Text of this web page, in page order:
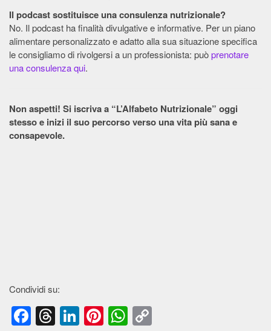
Il podcast sostituisce una consulenza nutrizionale?
No. Il podcast ha finalità divulgative e informative. Per un piano
alimentare personalizzato e adatto alla sua situazione specifica
le consigliamo di rivolgersi a un professionista: puòprenotare
una consulenza qui.
Non aspetti! Si iscriva a “L’Alfabeto Nutrizionale” oggi
stesso e inizi il suo percorso verso una vita più sana e
consapevole.
Condividi su:
Facebook
Threads
LinkedIn
Pinterest
WhatsApp